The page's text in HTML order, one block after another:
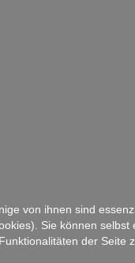
von ihnen sind
Sie können
der Seite